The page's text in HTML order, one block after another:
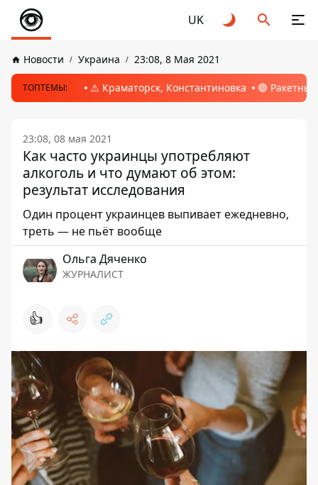
UK
Новости Украина 23:08, 8 Мая 2021
ТОПТЕМЫ: ⚠️ Краматорск, Константиновка 🔴
23:08, 08 мая 2021
Как часто украинцы употребляют
алкоголь и что думают об этом:
результат исследования
Один процент украинцев выпивает ежедневно,
треть — не пьёт вообще
Ольга Дяченко
ЖУРНАЛИСТ
👍